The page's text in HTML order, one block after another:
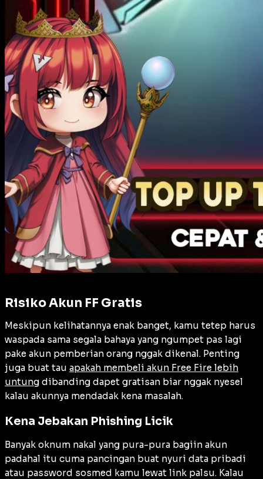
Risiko Akun FF Gratis
Meskipun kelihatannya enak banget, kamu tetep harus
waspada sama segala bahaya yang ngumpet pas lagi
pake akun pemberian orang nggak dikenal. Penting
juga buat tau apakah membeli akun Free Fire lebih
untung dibanding dapet gratisan biar nggak nyesel
kalau akunnya mendadak kena masalah.
Kena Jebakan Phishing Licik
Banyak oknum nakal yang pura-pura bagiin akun
padahal itu cuma pancingan buat nyuri data pribadi
atau password sosmed kamu lewat link palsu. Kalau